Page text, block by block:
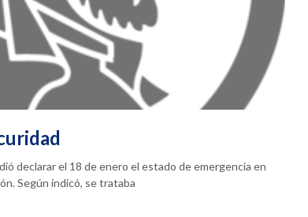
declarar el 18 de enero el estado de emergencia en
Según indicó, se trataba